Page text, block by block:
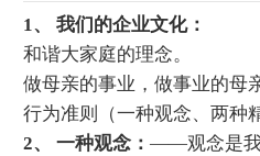
1、 我们的企业文化：
和谐大家庭的理念。
做母亲的事业，做事业的母
行为准则（一种观念、两种
2、 一种观念： ——观念是我